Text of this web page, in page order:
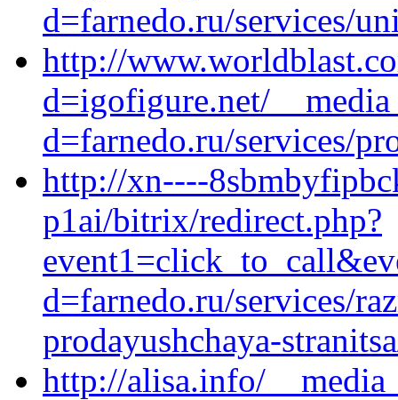
d=farnedo.ru/services/
http://
d=igofigure.net/
d=farnedo.ru/services/
http://xn----
p1ai/bitrix/redirect.php?
d=farnedo.ru/services/
prodayushchaya-
http://alisa.info/